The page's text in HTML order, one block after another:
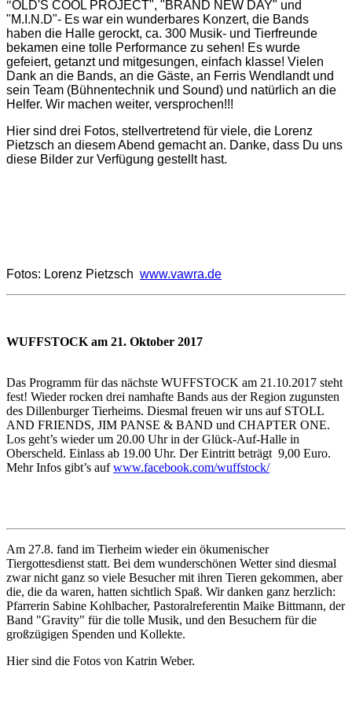
"OLD'S COOL PROJECT", "BRAND NEW DAY" und
"M.I.N.D"- Es war ein wunderbares Konzert, die Bands
haben die Halle gerockt, ca. 300 Musik- und Tierfreunde
bekamen eine tolle Performance zu sehen! Es wurde
gefeiert, getanzt und mitgesungen, einfach klasse! Vielen
Dank an die Bands, an die Gäste, an Ferris Wendlandt und
sein Team (Bühnentechnik und Sound) und natürlich an die
Helfer. Wir machen weiter, versprochen!!!
Hier sind drei Fotos, stellvertretend für viele, die Lorenz
Pietzsch an diesem Abend gemacht an. Danke, dass Du uns
diese Bilder zur Verfügung gestellt hast.
Fotos: Lorenz Pietzsch www.vawra.de
WUFFSTOCK am 21. Oktober 2017
Das Programm für das nächste WUFFSTOCK am 21.10.2017 steht
fest! Wieder rocken drei namhafte Bands aus der Region zugunsten
des Dillenburger Tierheims. Diesmal freuen wir uns auf STOLL
AND FRIENDS, JIM PANSE & BAND und CHAPTER ONE.
Los geht’s wieder um 20.00 Uhr in der Glück-Auf-Halle in
Oberscheld. Einlass ab 19.00 Uhr. Der Eintritt beträgt 9,00 Euro.
Mehr Infos gibt’s aufwww.facebook.com/wuffstock/
Am 27.8. fand im Tierheim wieder ein ökumenischer
Tiergottesdienst statt. Bei dem wunderschönen Wetter sind diesmal
zwar nicht ganz so viele Besucher mit ihren Tieren gekommen, aber
die, die da waren, hatten sichtlich Spaß. Wir danken ganz herzlich:
Pfarrerin Sabine Kohlbacher, Pastoralreferentin Maike Bittmann, der
Band "Gravity" für die tolle Musik, und den Besuchern für die
großzügigen Spenden und Kollekte.
Hier sind die Fotos von Katrin Weber.